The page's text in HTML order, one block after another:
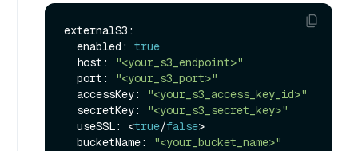
externalS3:
  enabled:
true
  host:
"<your_s3_endpoint>"
  port:
"<your_s3_port>"
  accessKey:
"<your_s3_access_key_id>"
  secretKey:
"<your_s3_secret_key>"
  useSSL: <
true/false>
  bucketName:
"<your_bucket_name>"